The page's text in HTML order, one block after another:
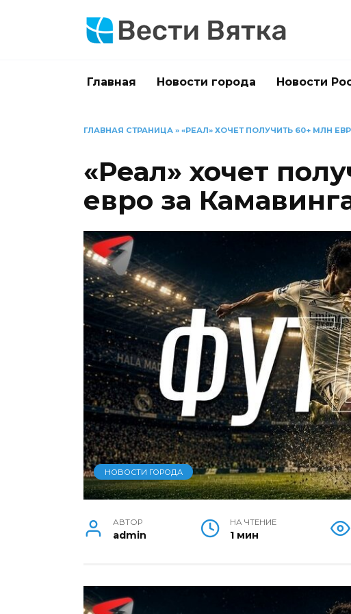
Главная Новости города Новости
ГЛАВНАЯ СТРАНИЦА » «РЕАЛ» ХОЧЕТ ПОЛУЧИТЬ 60+ МЛН
«Реал» хочет
евро за
НОВОСТИ ГОРОДА
АВТОР
admin
НА ЧТЕНИЕ
1 мин